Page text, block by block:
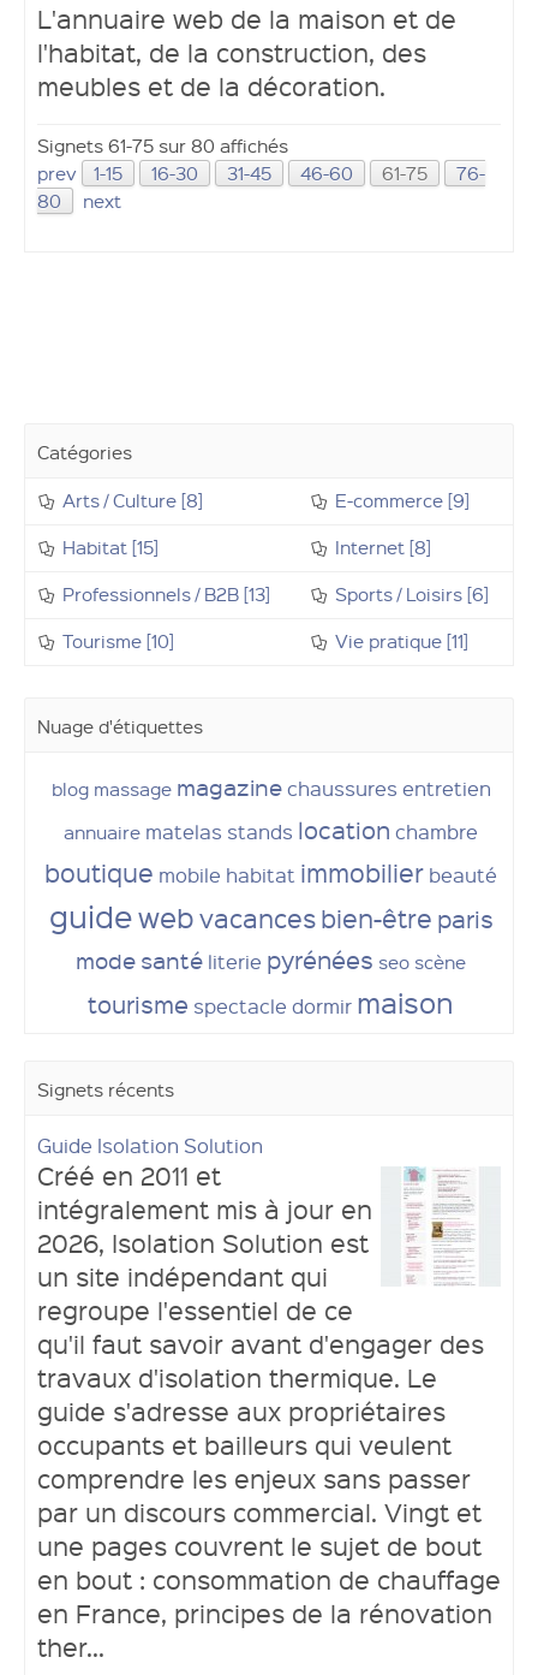
L'annuaire web de la maison et de
l'habitat, de la construction, des
meubles et de la décoration.
Signets 61-75 sur 80 affichés
prev
1-15 16-30 31-45 46-60 61-75
76-
80
next
Catégories
Arts / Culture [8]
E-commerce [9]
Habitat [15]
Internet [8]
Professionnels / B2B [13]
Sports / Loisirs [6]
Tourisme [10]
Vie pratique [11]
Nuage d'étiquettes
blog massage magazine chaussures entretien
annuaire matelas stands location chambre
boutique mobile habitat immobilier beauté
guidewebvacances bien-être paris
mode santé literie pyrénées seo scène
tourisme spectacle dormir maison
Signets récents
Guide Isolation Solution
Créé en 2011 et
intégralement mis à jour en
2026, Isolation Solution est
un site indépendant qui
regroupe l'essentiel de ce
qu'il faut savoir avant d'engager des
travaux d'isolation thermique. Le
guide s'adresse aux propriétaires
occupants et bailleurs qui veulent
comprendre les enjeux sans passer
par un discours commercial. Vingt et
une pages couvrent le sujet de bout
en bout : consommation de chauffage
en France, principes de la rénovation
ther...